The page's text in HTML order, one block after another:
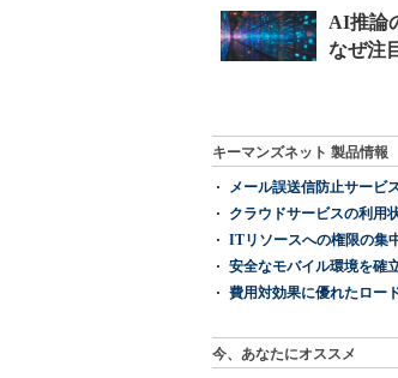
キーマンズネット 製品情報
メール誤送信防止サービ
クラウドサービスの利用
ITリソースへの権限の集
安全なモバイル環境を確
費用対効果に優れたロー
今、あなたにオススメ